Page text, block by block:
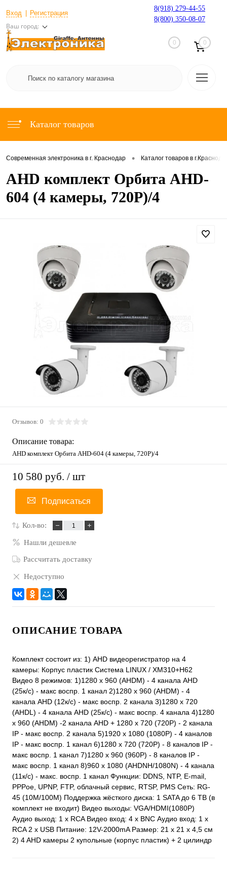
Вход Регистрация
Ваш город:
8(918) 279-44-55
8(800) 350-08-07
0 0
Каталог товаров
Современная электроника в г. Краснодар • Каталог товаров в
AHD комплект Орбита AHD-
604 (4 камеры, 720Р)/4
Отзывов: 0
Описание товара:
AHD комплект Орбита AHD-604 (4 камеры, 720Р)/4
10 580 руб. / шт
Подписаться
Кол-во:
Нашли дешевле
Рассчитать доставку
Недоступно
ОПИСАНИЕ ТОВАРА
Комплект состоит из: 1) AHD видеорегистратор на 4
камеры: Корпус пластик Система LINUX / XM310+H62
Видео 8 режимов: 1)1280 x 960 (AHDM) - 4 канала AHD
(25к/с) - макс воспр. 1 канал 2)1280 x 960 (AHDM) - 4
канала AHD (12к/с) - макс воспр. 2 канала 3)1280 x 720
(AHDL) - 4 канала AHD (25к/с) - макс воспр. 4 канала 4)1280
x 960 (AHDM) -2 канала AHD + 1280 x 720 (720P) - 2 канала
IP - макс воспр. 2 канала 5)1920 x 1080 (1080P) - 4 каналов
IP - макс воспр. 1 канал 6)1280 x 720 (720P) - 8 каналов IP -
макс воспр. 1 канал 7)1280 x 960 (960P) - 8 каналов IP -
макс воспр. 1 канал 8)960 x 1080 (AHDNH/1080N) - 4 канала
(11к/с) - макс. воспр. 1 канал Функции: DDNS, NTP, E-mail,
PPPoe, UPNP, FTP, облачный сервис, RTSP, PMS Сеть: RG-
45 (10M/100M) Поддержка жёсткого диска: 1 SATA до 6 ТВ (в
комплект не входит) Видео выходы: VGA/HDMI(1080P)
Аудио выход: 1 х RCA Видео вход: 4 x BNC Аудио вход: 1 x
RCA 2 х USB Питание: 12V-2000mA Размер: 21 х 21 х 4,5 см
2) 4 AHD камеры 2 купольные (корпус пластик) + 2 цилиндр